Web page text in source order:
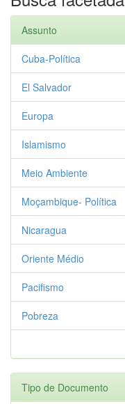
Assunto
Cuba-Política
El Salvador
Europa
Islamismo
Meio Ambiente
Moçambique- Política
Nicaragua
Oriente Médio
Pacifismo
Pobreza
Tipo de Documento